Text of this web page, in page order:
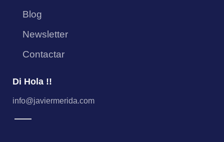
Blog
Newsletter
Contactar
Di Hola !!
info@javiermerida.com